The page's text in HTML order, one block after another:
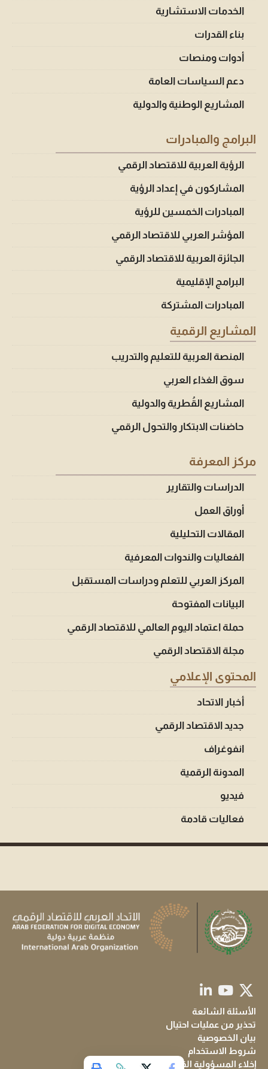
الخدمات الاستشارية
بناء القدرات
أدوات ومنصات
دعم السياسات العامة
المشاريع الوطنية والدولية
البرامج والمبادرات
الرؤية العربية للاقتصاد الرقمي
المشاركون في إعداد الرؤية
المبادرات الخمسين للرؤية
المؤشر العربي للاقتصاد الرقمي
الجائزة العربية للاقتصاد الرقمي
البرامج الإقليمية
المبادرات المشتركة
المشاريع الرقمية
المنصة العربية للتعليم والتدريب
سوق الغذاء العربي
المشاريع القُطرية والدولية
حاضنات الابتكار والتحول الرقمي
مركز المعرفة
الدراسات والتقارير
أوراق العمل
المقالات التحليلية
الفعاليات والندوات المعرفية
المركز العربي للتعلم ودراسات المستقبل
البيانات المفتوحة
حملة اعتماد اليوم العالمي للاقتصاد الرقمي
مجلة الاقتصاد الرقمي
المحتوى الإعلامي
أخبار الاتحاد
جديد الاقتصاد الرقمي
انفوغراف
المدونة الرقمية
فيديو
فعاليات قادمة
الأسئلة الشائعة
تحذير من عمليات احتيال
بيان الخصوصية
شروط الاستخدام
إخلاء المسؤولية القانونية